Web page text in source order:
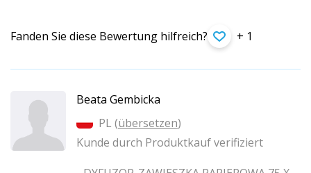
Fanden Sie diese Bewertung hilfreich? + 1
Beata Gembicka
PL (übersetzen)
Kunde durch Produktkauf verifiziert